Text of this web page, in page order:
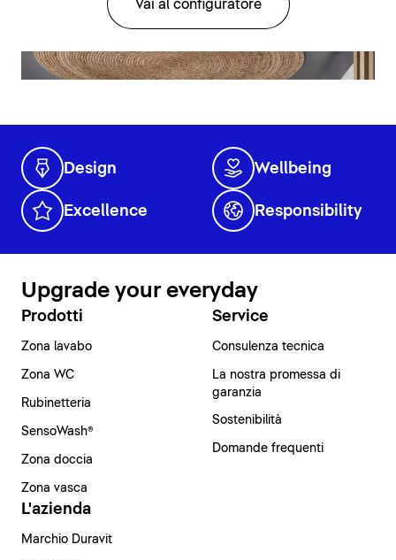
Vai al configuratore
Design Wellbeing
Excellence Responsibility
Upgrade your everyday
Prodotti
Zona lavabo
Zona WC
Rubinetteria
SensoWash®
Zona doccia
Zona vasca
Service
Consulenza tecnica
La nostra promessa di
garanzia
Sostenibilità
Domande frequenti
L'azienda
Marchio Duravit